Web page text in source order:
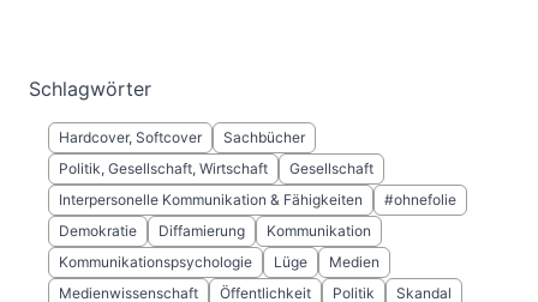
Schlagwörter
Hardcover, Softcover
Sachbücher
Politik, Gesellschaft, Wirtschaft
Gesellschaft
Interpersonelle Kommunikation & Fähigkeiten
#ohnefolie
Demokratie
Diffamierung
Kommunikation
Kommunikationspsychologie
Lüge
Medien
Medienwissenschaft
Öffentlichkeit Politik Skandal